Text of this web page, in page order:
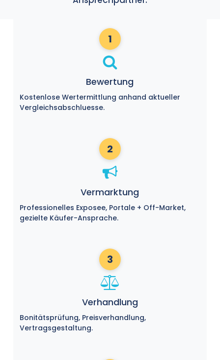
1
Bewertung
Kostenlose Wertermittlung anhand aktueller
Vergleichsabschluesse.
2
Vermarktung
Professionelles Exposee, Portale + Off-Market,
gezielte Käufer-Ansprache.
3
Verhandlung
Bonitätsprüfung, Preisverhandlung,
Vertragsgestaltung.